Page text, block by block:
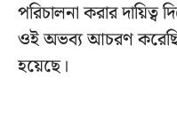
পরিচালনা করার দায়িত্ব
ওই অভব্য আচরণ
হয়েছে।